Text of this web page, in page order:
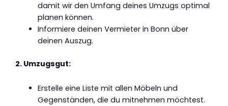
damit wir den Umfang deines Umzugs optimal
planen können.
Informiere deinen Vermieter in Bonn über
deinen Auszug.
2. Umzugsgut:
Erstelle eine Liste mit allen Möbeln und
Gegenständen, die du mitnehmen möchtest.